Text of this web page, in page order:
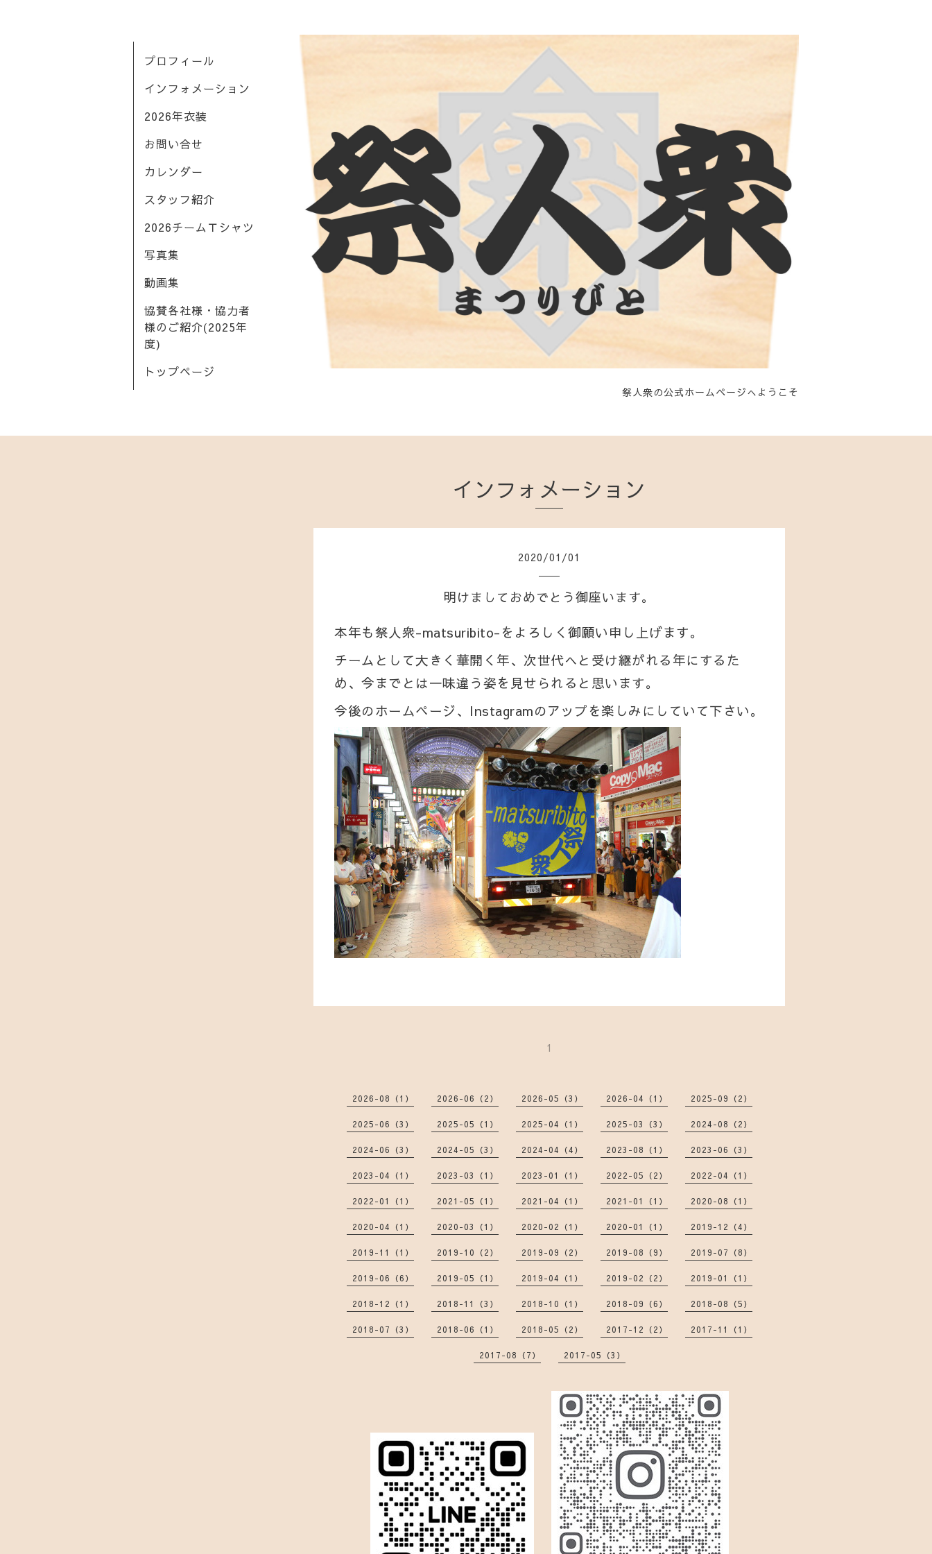
祭人衆の公式ホームページへようこそ
プロフィール
インフォメーション
2026年衣装
お問い合せ
カレンダー
スタッフ紹介
2026チームＴシャツ
写真集
動画集
協賛各社様・協力者
様のご紹介(2025年
度)
トップページ
インフォメーション
2020/01 /01
明けましておめでとう御座います。
本年も祭人衆-matsuribito-をよろしく御願い申し上げます。
チームとして大きく華開く年、次世代へと受け継がれる年にするた
め、今までとは一味違う姿を見せられると思います。
今後のホームページ、Instagramのアップを楽しみにしていて下さい。
1
2026-08（1） 2026-06（2） 2026-05（3） 2026-04（1） 2025-09（2）
2025-06（3） 2025-05（1） 2025-04（1） 2025-03（3） 2024-08（2）
2024-06（3） 2024-05（3） 2024-04（4） 2023-08（1） 2023-06（3）
2023-04（1） 2023-03（1） 2023-01（1） 2022-05（2） 2022-04（1）
2022-01（1） 2021-05（1） 2021-04（1） 2021-01（1） 2020-08（1）
2020-04（1） 2020-03（1） 2020-02（1） 2020-01（1） 2019-12（4）
2019-11（1） 2019-10（2） 2019-09（2） 2019-08（9） 2019-07（8）
2019-06（6） 2019-05（1） 2019-04（1） 2019-02（2） 2019-01（1）
2018-12（1） 2018-11（3） 2018-10（1） 2018-09（6） 2018-08（5）
2018-07（3） 2018-06（1） 2018-05（2） 2017-12（2） 2017-11（1）
2017-08（7） 2017-05（3）